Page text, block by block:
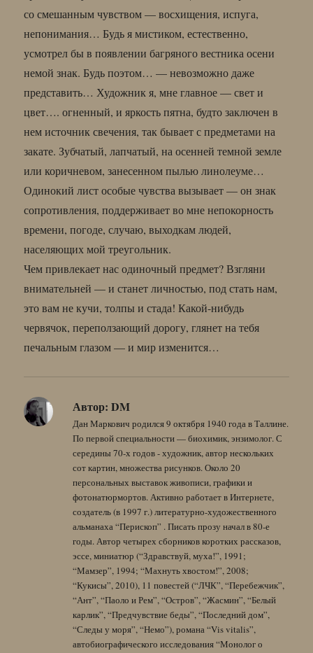
со смешанным чувством — восхищения, испуга,
непонимания… Будь я мистиком, естественно,
усмотрел бы в появлении багряного вестника осени
немой знак. Будь поэтом… — невозможно даже
представить… Художник я, мне главное — свет и
цвет…. огненный, и яркость пятна, будто заключен в
нем источник свечения, так бывает с предметами на
закате. Зубчатый, лапчатый, на осенней темной земле
или коричневом, занесенном пылью линолеуме…
Одинокий лист особые чувства вызывает — он знак
сопротивления, поддерживает во мне непокорность
времени, погоде, случаю, выходкам людей,
населяющих мой треугольник.
Чем привлекает нас одиночный предмет? Взгляни
внимательней — и станет личностью, под стать нам,
это вам не кучи, толпы и стада! Какой-нибудь
червячок, переползающий дорогу, глянет на тебя
печальным глазом — и мир изменится…
Автор: DM
Дан Маркович родился 9 октября 1940 года в Таллине.
По первой специальности — биохимик, энзимолог. С
середины 70-х годов - художник, автор нескольких
сот картин, множества рисунков. Около 20
персональных выставок живописи, графики и
фотонатюрмортов. Активно работает в Интернете,
создатель (в 1997 г.) литературно-художественного
альманаха “Перископ” . Писать прозу начал в 80-е
годы. Автор четырех сборников коротких рассказов,
эссе, миниатюр (“Здравствуй, муха!”, 1991;
“Мамзер”, 1994; “Махнуть хвостом!”, 2008;
“Кукисы”, 2010), 11 повестей (“ЛЧК”, “Перебежчик”,
“Ант”, “Паоло и Рем”, “Остров”, “Жасмин”, “Белый
карлик”, “Предчувствие беды”, “Последний дом”,
“Следы у моря”, “Немо”), романа “Vis vitalis”,
автобиографического исследования “Монолог о